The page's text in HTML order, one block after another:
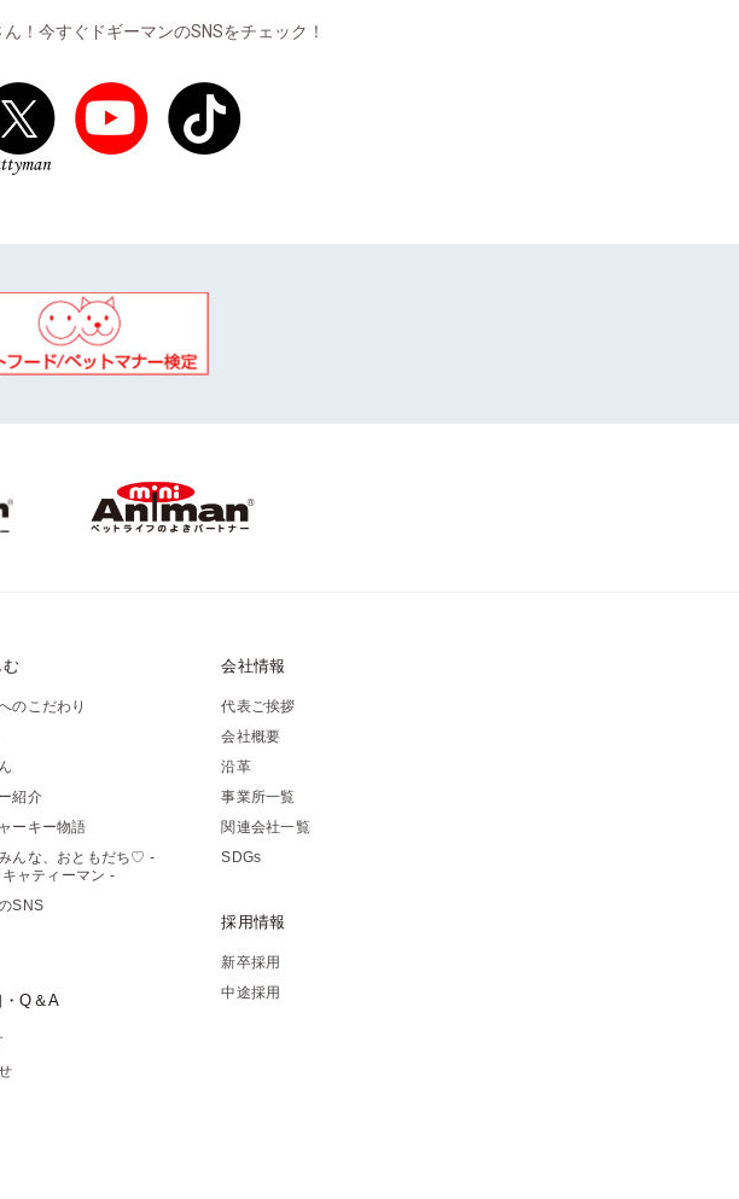
！今すぐドギーマンのSNSをチェック！
のこだわり
紹介
ーキー物語
んな、おともだち♡ -
ャティーマン -
SNS
・Q＆A
会社情報
代表ご挨拶
会社概要
沿革
事業所一覧
関連会社一覧
SDGs
採用情報
新卒採用
中途採用